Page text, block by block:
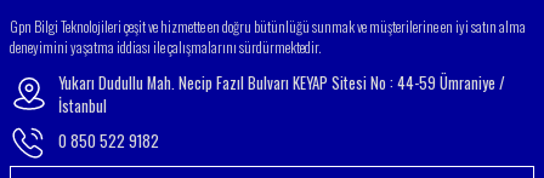
Gpn Bilgi Teknolojileri çeşit ve hizmette en doğru bütünlüğü sunmak ve müşterilerine en iyi satın alma
deneyimini yaşatma iddiası ile çalışmalarını sürdürmektedir.
Yukarı Dudullu Mah. Necip Fazıl Bulvarı KEYAP Sitesi No : 44-59 Ümraniye /
İstanbul
0 850 522 9182